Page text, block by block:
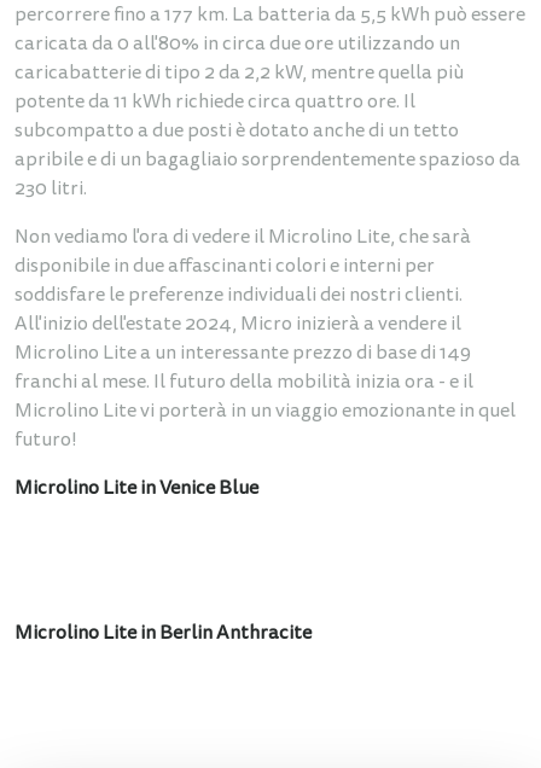
percorrere fino a 177 km. La batteria da 5,5 kWh può essere
caricata da 0 all'80% in circa due ore utilizzando un
caricabatterie di tipo 2 da 2,2 kW, mentre quella più
potente da 11 kWh richiede circa quattro ore. Il
subcompatto a due posti è dotato anche di un tetto
apribile e di un bagagliaio sorprendentemente spazioso da
230 litri.
Non vediamo l'ora di vedere il Microlino Lite, che sarà
disponibile in due affascinanti colori e interni per
soddisfare le preferenze individuali dei nostri clienti.
All'inizio dell'estate 2024, Micro inizierà a vendere il
Microlino Lite a un interessante prezzo di base di 149
franchi al mese. Il futuro della mobilità inizia ora - e il
Microlino Lite vi porterà in un viaggio emozionante in quel
futuro!
Microlino Lite in Venice Blue
Microlino Lite in Berlin Anthracite